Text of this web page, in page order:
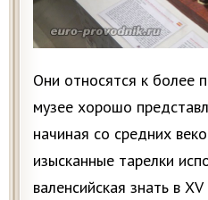
Они относятся к более
музее хорошо
начиная со средних
изысканные тарелки
валенсийская знать в